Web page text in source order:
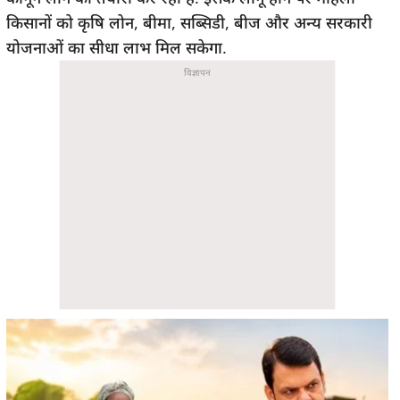
किसानों को कृषि लोन, बीमा, सब्सिडी, बीज और अन्य सरकारी
योजनाओं का सीधा लाभ मिल सकेगा.